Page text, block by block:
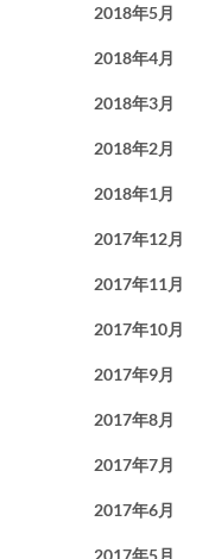
2018年5月
2018年4月
2018年3月
2018年2月
2018年1月
2017年12月
2017年11月
2017年10月
2017年9月
2017年8月
2017年7月
2017年6月